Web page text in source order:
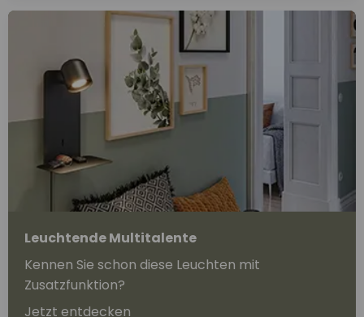
Leuchtende Multitalente
Kennen Sie schon diese Leuchten mit
Zusatzfunktion?
Jetzt entdecken